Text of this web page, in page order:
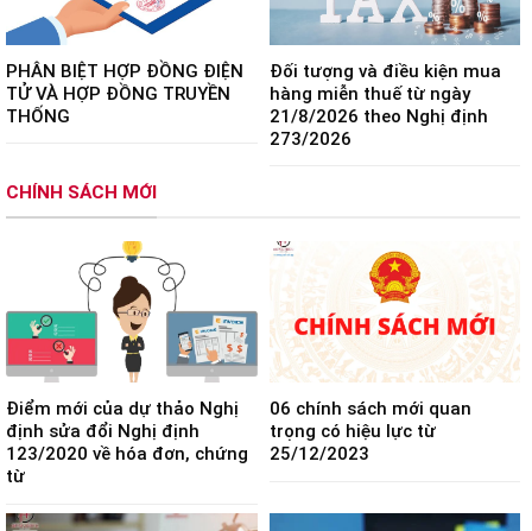
PHÂN BIỆT HỢP ĐỒNG ĐIỆN
TỬ VÀ HỢP ĐỒNG TRUYỀN
THỐNG
Đối tượng và điều kiện mua
hàng miễn thuế từ ngày
21/8/2026 theo Nghị định
273/2026
CHÍNH SÁCH MỚI
Điểm mới của dự thảo Nghị
định sửa đổi Nghị định
123/2020 về hóa đơn, chứng
từ
06 chính sách mới quan
trọng có hiệu lực từ
25/12/2023